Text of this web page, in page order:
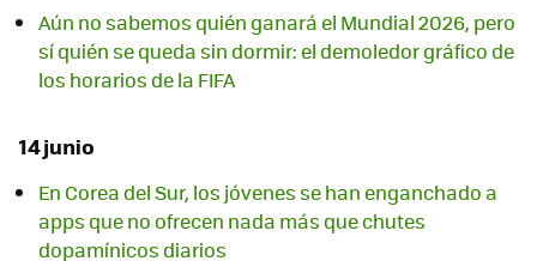
Aún no sabemos quién ganará el Mundial 2026, pero
sí quién se queda sin dormir: el demoledor gráfico de
los horarios de la FIFA
14 junio
En Corea del Sur, los jóvenes se han enganchado a
apps que no ofrecen nada más que chutes
dopamínicos diarios